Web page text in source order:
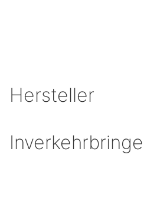
Hersteller